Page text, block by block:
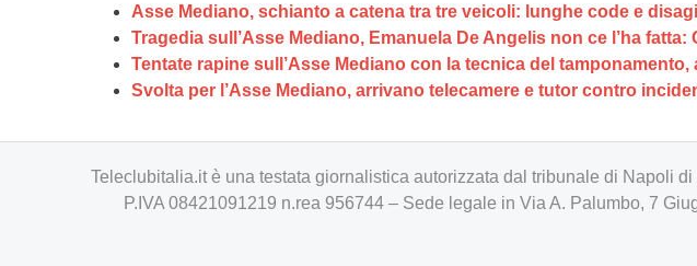
Asse Mediano, schianto a catena tra tre veicoli: lunghe code e
Tragedia sull’Asse Mediano, Emanuela De Angelis non ce l’ha
Tentate rapine sull’Asse Mediano con la tecnica del
Svolta per l’Asse Mediano, arrivano telecamere e tutor contro
Teleclubitalia.it è una testata giornalistica autorizzata dal tribunale di Napoli
P.IVA 08421091219 n.rea 956744 – Sede legale in Via A. Palumbo, 7